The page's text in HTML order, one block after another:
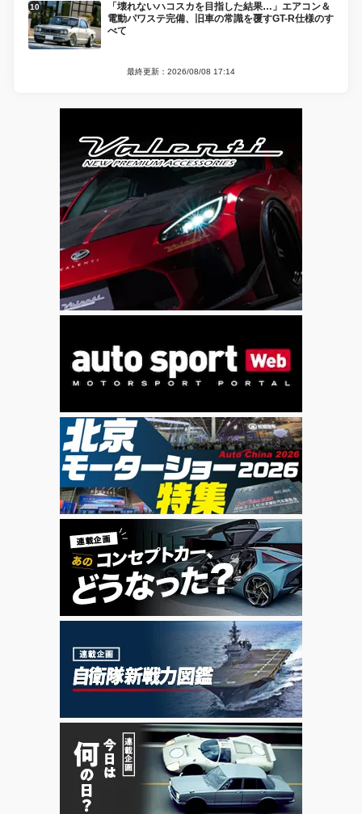
「壊れないハコスカを目指した結果…」エアコン＆
電動パワステ完備、旧車の常識を覆すGT-R仕様のす
べて
最終更新：2026/08/08 17:14